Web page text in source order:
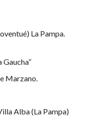
La Pampa.
Gaucha”
Marzano.
Alba (La Pampa)